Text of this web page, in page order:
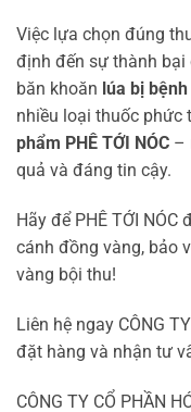
Việc lựa chọn đúng
định đến sự thành bại
băn khoăn lúa bị
nhiều loại thuốc phức
phẩm PHÊ TỚI NÓC –
quả và đáng tin cậy.
Hãy để PHÊ TỚI
cánh đồng vàng, bảo
vàng bội thu!
Liên hệ ngay CÔNG
đặt hàng và nhận tư
CÔNG TY CỔ PHẦN